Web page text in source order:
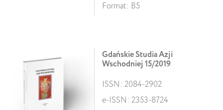
Format: B5
Gdańskie Studia Azji
Wschodniej 15/2019
ISSN: 2084-2902
e-ISSN: 2353-8724